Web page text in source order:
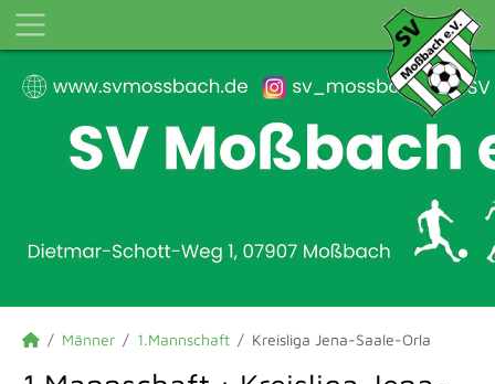
Männer 1.Mannschaft Kreisliga Jena-Saale-Orla